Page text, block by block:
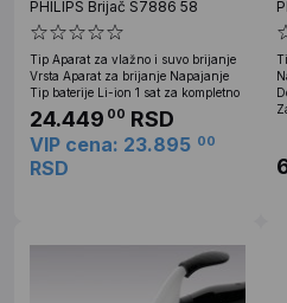
PHILIPS Brijač S7886 58
Tip Aparat za vlažno i suvo brijanje
Vrsta Aparat za brijanje Napajanje
Tip baterije Li-ion 1 sat za kompletno
24.449 00 RSD
VIP cena: 23.895 00
RSD